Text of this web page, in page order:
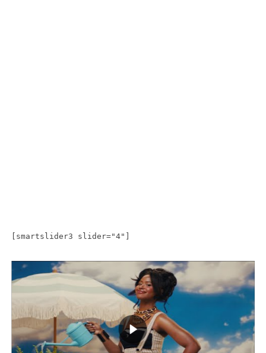
[smartslider3 slider="4"]